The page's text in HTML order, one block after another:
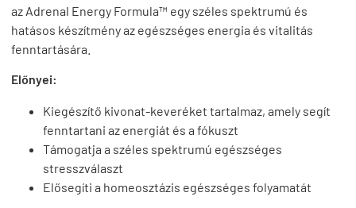
az Adrenal Energy Formula™ egy széles spektrumú és
hatásos készítmény az egészséges energia és vitalitás
fenntartására.
Előnyei:
Kiegészítő kivonat-keveréket tartalmaz, amely segít
fenntartani az energiát és a fókuszt
Támogatja a széles spektrumú egészséges
stresszválaszt
Elősegíti a homeosztázis egészséges folyamatát